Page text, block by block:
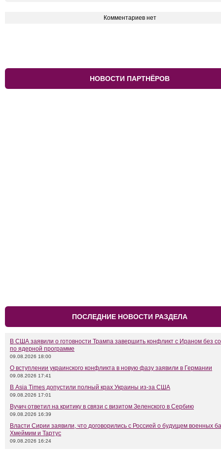
Комментариев нет
НОВОСТИ ПАРТНЁРОВ
ПОСЛЕДНИЕ НОВОСТИ РАЗДЕЛА
В США заявили о готовности Трампа завершить конфликт с Ираном без
по ядерной программе
09.08.2026 18:00
О вступлении украинского конфликта в новую фазу заявили в Германии
09.08.2026 17:41
В Asia Times допустили полный крах Украины из-за США
09.08.2026 17:01
Вучич ответил на критику в связи с визитом Зеленского в Сербию
09.08.2026 16:39
Власти Сирии заявили, что договорились с Россией о будущем военных
Хмеймим и Тартус
09.08.2026 16:24